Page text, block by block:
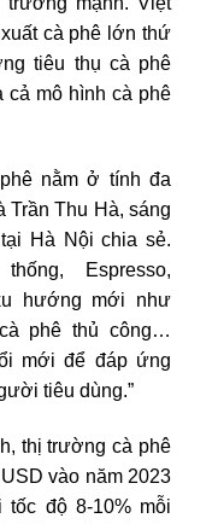
cà phê lớn thứ
tiêu thụ cà phê
cả mô hình cà phê
nằm ở tính đa
Trần Thu Hà, sáng
Hà Nội chia sẻ.
Espresso,
hướng mới như
phê thủ công…
mới để đáp ứng
tiêu dùng.”
thị trường cà phê
vào năm 2023
độ 8-10% mỗi